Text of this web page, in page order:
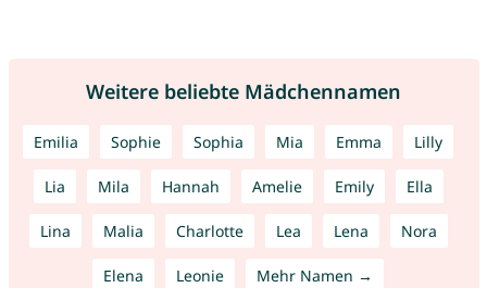
Weitere beliebte Mädchennamen
Emilia Sophie Sophia Mia Emma Lilly
Lia Mila Hannah Amelie Emily Ella
Lina Malia Charlotte Lea Lena Nora
Elena Leonie Mehr Namen →